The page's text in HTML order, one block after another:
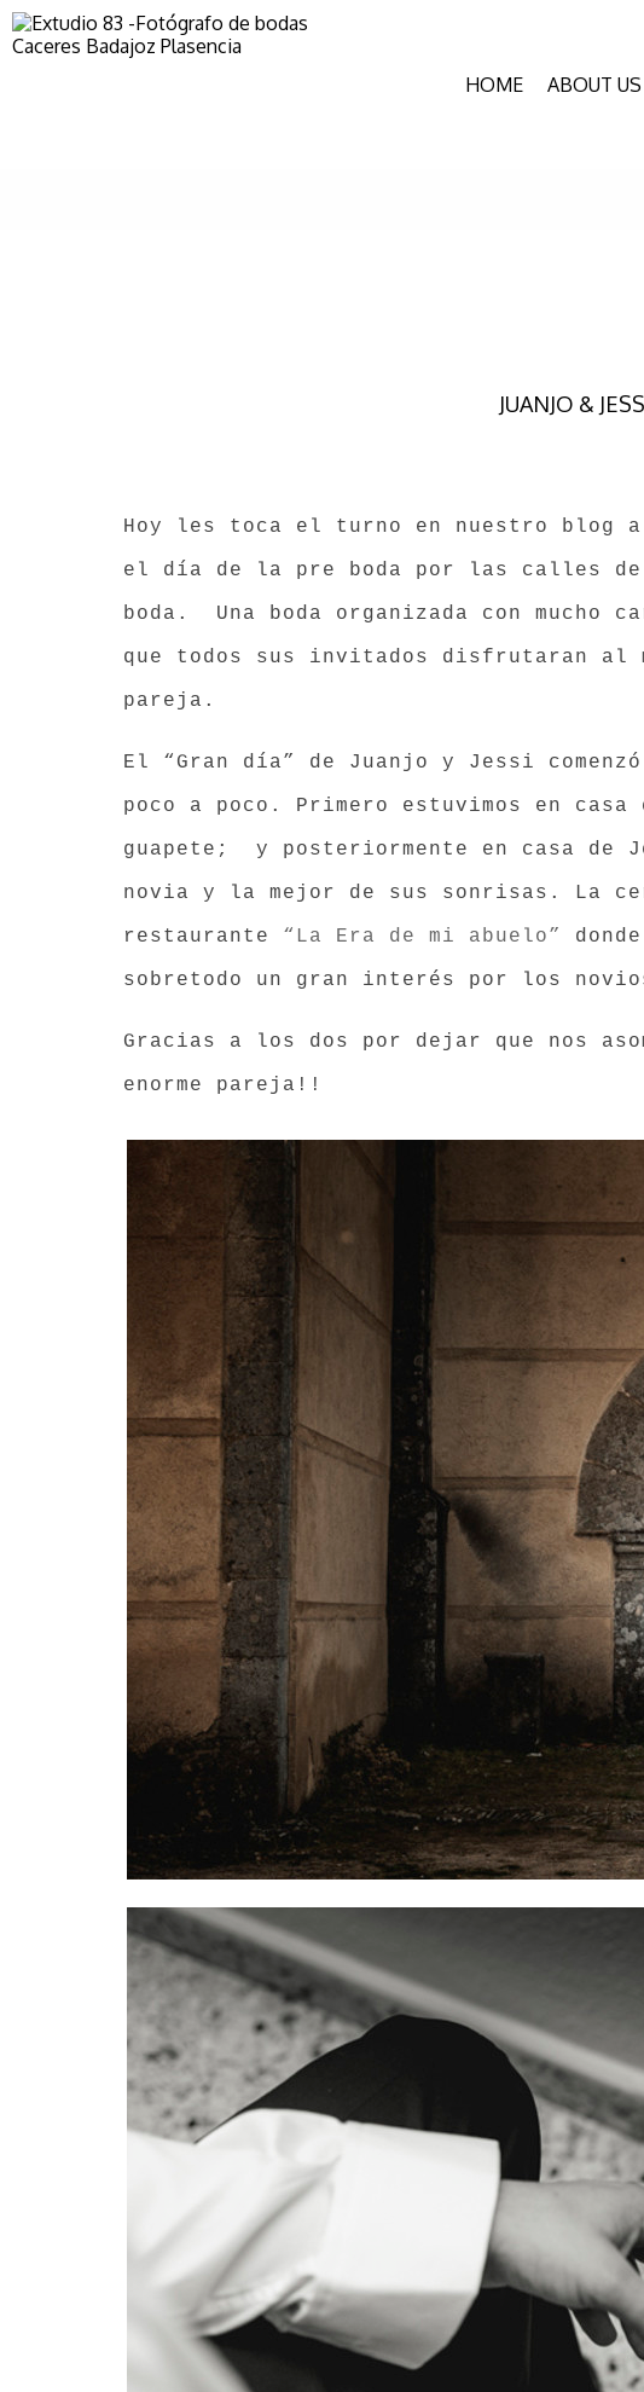
HOME ABOUT US
JUANJO &
Hoy les toca el turno en nuestro blog
el día de la pre boda por las calles de
boda. Una boda organizada con
que todos sus invitados disfrutaran al
pareja.
El “Gran día” de Juanjo y Jessi
poco a poco. Primero estuvimos en
guapete; y posteriormente en casa de
novia y la mejor de sus sonrisas. La
restaurante “La Era de mi abuelo”
sobretodo un gran interés por los
Gracias a los dos por dejar que nos
enorme pareja!!